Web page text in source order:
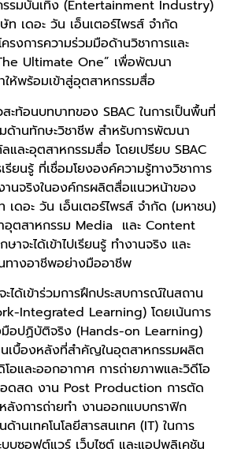
รรมบันเทิง (Entertainment Industry)
เดอะ วัน เอ็นเตอร์ไพรส์ จำกัด
รงการความร่วมมือด้านวิชาการและ
Ultimate One” เพื่อพัฒนา
ห้พร้อมเข้าสู่อุตสาหกรรมสื่อ
ะท้อนบทบาทของ SBAC ในการเป็นพื้นที่
ด้านทักษะวิชาชีพ สำหรับการพัฒนา
และอุตสาหกรรมสื่อ โดยเปรียบ SBAC
รียนรู้ ที่เชื่อมโยงองค์ความรู้ทางวิชาการ
านจริงในองค์กรผลิตสื่อแนวหน้าของ
เดอะ วัน เอ็นเตอร์ไพรส์ จำกัด (มหาชน)
อุตสาหกรรม Media และ Content
จะได้เข้าไปเรียนรู้ ทำงานจริง และ
ทางอาชีพอย่างมืออาชีพ
ได้เข้าร่วมการฝึกประสบการณ์ในสถาน
Integrated Learning) โดยเน้นการ
มือปฏิบัติจริง (Hands-on Learning)
เบื้องหลังที่สำคัญในอุตสาหกรรมผลิต
อและออกอากาศ การถ่ายภาพและวิดีโอ
อดสด งาน Post Production การตัด
ลังการถ่ายทำ งานออกแบบกราฟิก
านเทคโนโลยีสารสนเทศ (IT) ในการ
บซอฟต์แวร์ เว็บไซต์ และแอปพลิเคชัน